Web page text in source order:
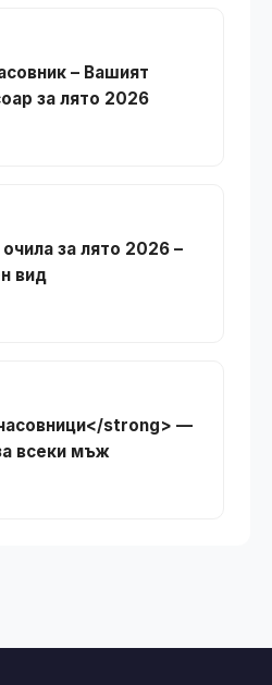
– Вашият
за лято 2026
за лято 2026 –
вид
strong> —
всеки мъж